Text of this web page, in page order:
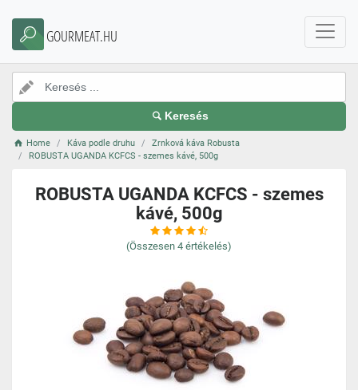
GOURMEAT.HU
Keresés
Home Káva podle druhu
Zrnková káva Robusta
ROBUSTA UGANDA KCFCS - szemes kávé, 500g
ROBUSTA UGANDA KCFCS - szemes
kávé, 500g
(Összesen 4 értékelés)